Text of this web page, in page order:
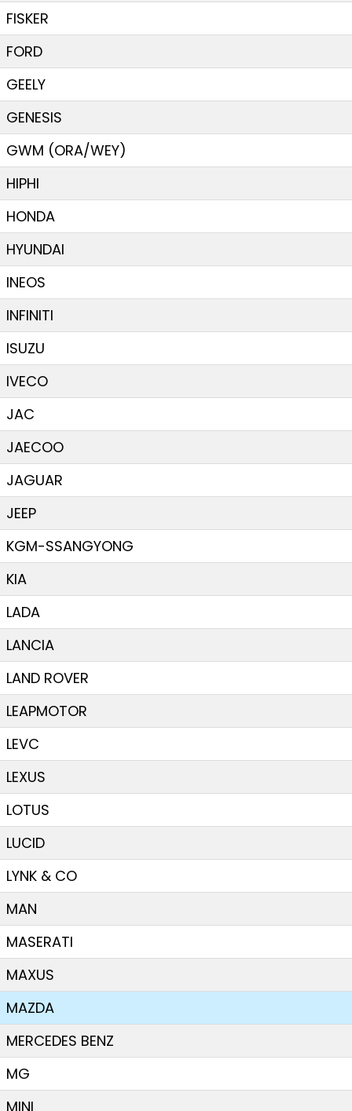
FISKER
FORD
GEELY
GENESIS
GWM (ORA/WEY)
HIPHI
HONDA
HYUNDAI
INEOS
INFINITI
ISUZU
IVECO
JAC
JAECOO
JAGUAR
JEEP
KGM-SSANGYONG
KIA
LADA
LANCIA
LAND ROVER
LEAPMOTOR
LEVC
LEXUS
LOTUS
LUCID
LYNK & CO
MAN
MASERATI
MAXUS
MAZDA
MERCEDES BENZ
MG
MINI